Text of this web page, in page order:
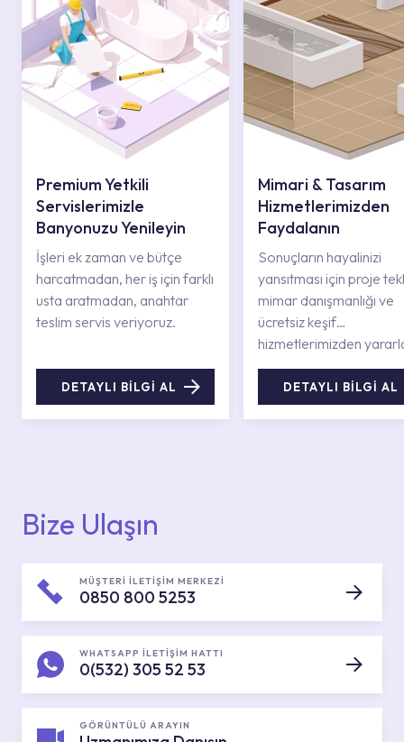
Premium Yetkili
Servislerimizle
Banyonuzu Yenileyin
İşleri ek zaman ve bütçe
harcatmadan, her iş için farklı
usta aratmadan, anahtar
teslim servis veriyoruz.
DETAYLI BİLGİ AL
Mimari & Tasarım
Hizmetlerimizden
Faydalanın
Sonuçların hayalinizi
yansıtması için proje
mimar danışmanlığı ve
ücretsiz keşif
hizmetlerimizden
DETAYLI BİLGİ AL
Bize Ulaşın
MÜŞTERİ İLETİŞİM MERKEZİ
0850 800 5253
WHATSAPP İLETİŞİM HATTI
0(532) 305 52 53
GÖRÜNTÜLÜ ARAYIN